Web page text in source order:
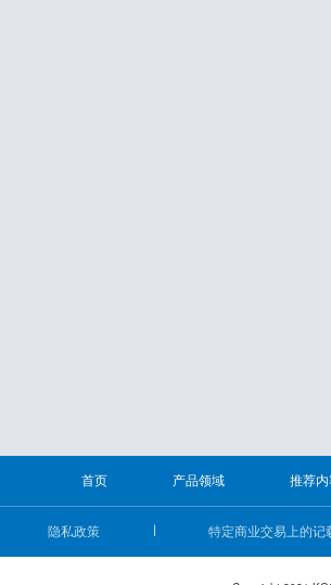
首页 产品领域 推荐
隐私政策 特定商业交易上的记